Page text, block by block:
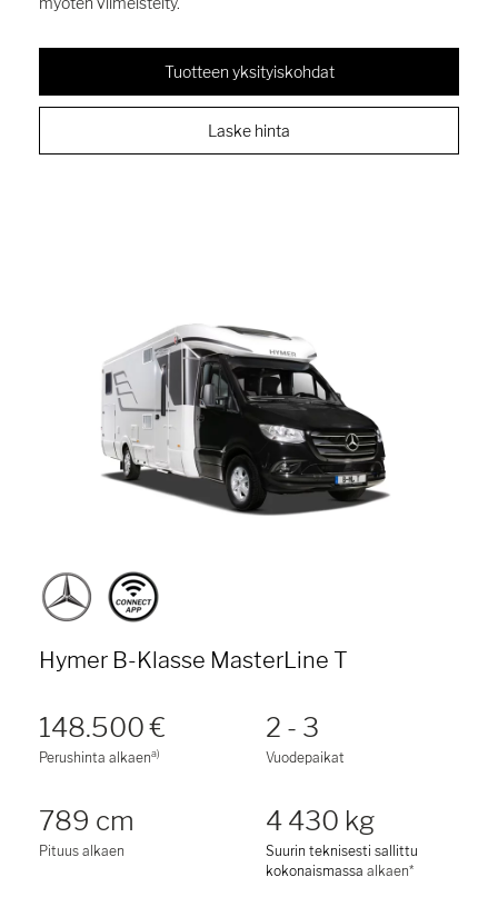
Tuotteen yksityiskohdat
Laske hinta
Hymer B-Klasse MasterLine T
148.500 €
Perushinta alkaena)
2 - 3
Vuodepaikat
789 cm
Pituus alkaen
4 430 kg
Suurin teknisesti sallittu
kokonaismassa alkaen*